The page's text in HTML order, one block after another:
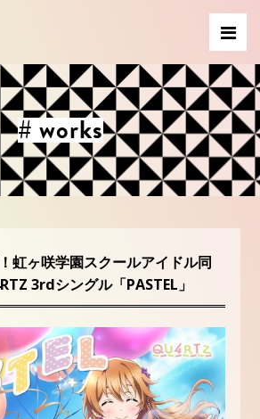
# works
虹ヶ咲学園スクールアイドル同
3rdシングル「PASTEL」